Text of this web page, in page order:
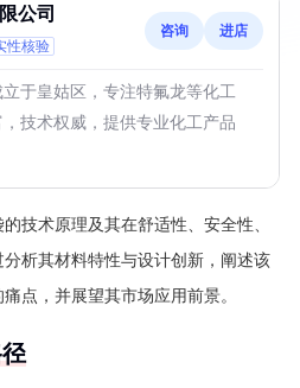
公司
性核验
咨询 进店
于皇姑区，专注特氟龙等化工
技术权威，提供专业化工产品
技术原理及其在舒适性、安全性、
析其材料特性与设计创新，阐述该
点，并展望其市场应用前景。